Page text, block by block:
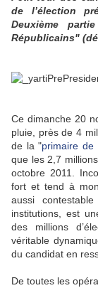
de l’élection
Deuxième
Républicains"
Ce dimanche 20
pluie, près de 4
de la "primaire
que les 2,7
octobre 2011.
fort et tend à
aussi
institutions, est
des millions
véritable
du candidat en
De toutes les